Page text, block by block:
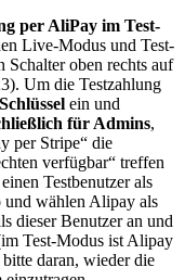
per AliPay im Test-
Live-Modus und Test-
Schalter oben rechts auf
Um die Testzahlung
ein und
für Admins,
per Stripe“ die
verfügbar“ treffen
Testbenutzer als
wählen Alipay als
dieser Benutzer an und
Test-Modus ist Alipay
daran, wieder die